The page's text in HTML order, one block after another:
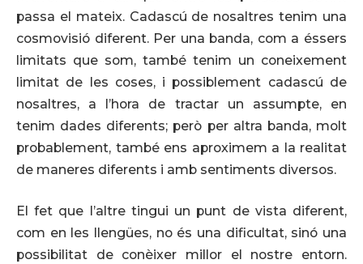
passa el mateix. Cadascú de nosaltres tenim una
cosmovisió diferent. Per una banda, com a éssers
limitats que som, també tenim un coneixement
limitat de les coses, i possiblement cadascú de
nosaltres, a l’hora de tractar un assumpte, en
tenim dades diferents; però per altra banda, molt
probablement, també ens aproximem a la realitat
de maneres diferents i amb sentiments diversos.
El fet que l’altre tingui un punt de vista diferent,
com en les llengües, no és una dificultat, sinó una
possibilitat de conèixer millor el nostre entorn.